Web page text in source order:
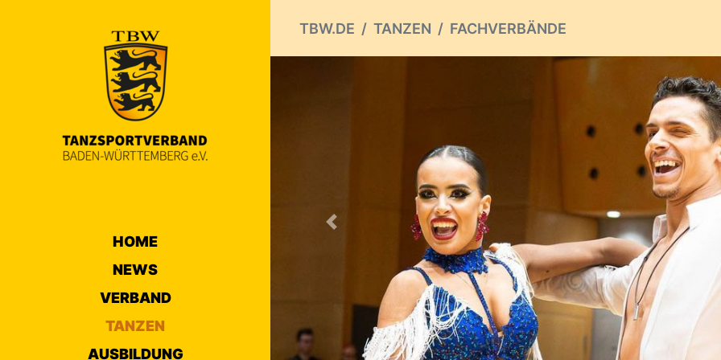
HOME
NEWS
VERBAND
TANZEN
AUSBILDUNG
TBW.DE TANZEN FACHVERBÄNDE
Previous